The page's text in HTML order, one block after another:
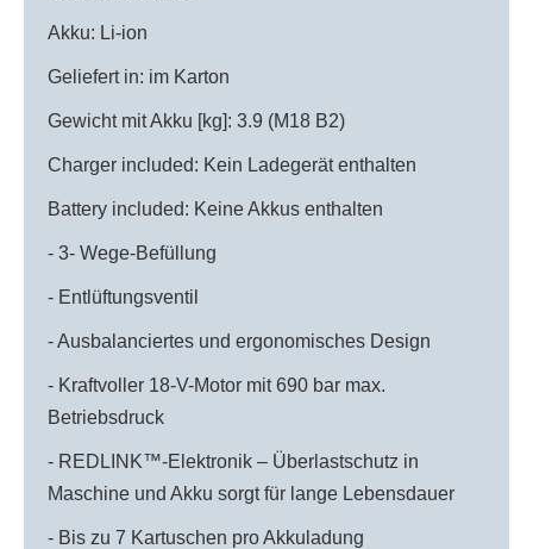
Akku: Li-ion
Geliefert in: im Karton
Gewicht mit Akku [kg]: 3.9 (M18 B2)
Charger included: Kein Ladegerät enthalten
Battery included: Keine Akkus enthalten
- 3- Wege-Befüllung
- Entlüftungsventil
- Ausbalanciertes und ergonomisches Design
- Kraftvoller 18-V-Motor mit 690 bar max.
Betriebsdruck
- REDLINK™-Elektronik – Überlastschutz in
Maschine und Akku sorgt für lange Lebensdauer
- Bis zu 7 Kartuschen pro Akkuladung